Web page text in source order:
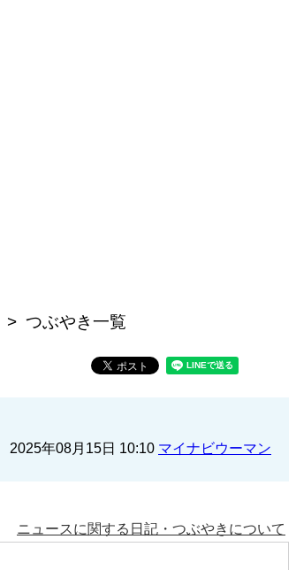
つぶやき一覧
2025年08月15日 10:10 マイナビウーマン
ニュースに関する日記・つぶやきについて